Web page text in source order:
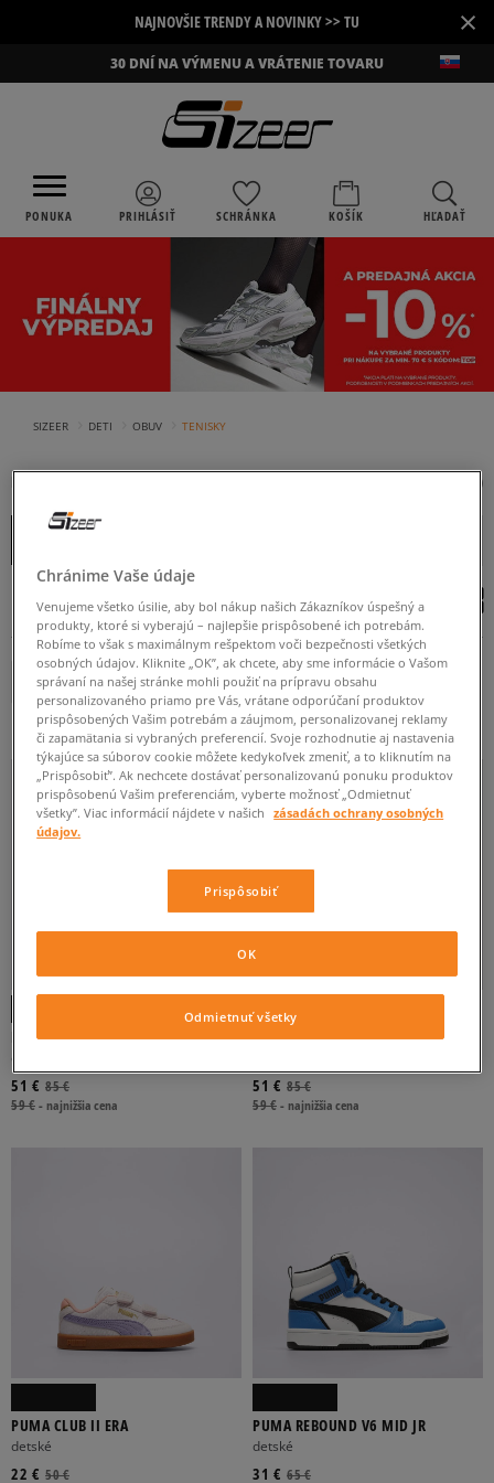
NAJNOVŠIE TRENDY A NOVINKY >> TU ×
30 DNÍ NA VÝMENU A VRÁTENIE TOVARU
PONUKA PRIHLÁSIŤ SCHRÁNKA KOŠÍK HĽADAŤ
SIZEER DETI OBUV TENISKY
)
OD
MLÁDEŽNÍCKE PRE MALÉ DETI PRE KOJENCOV A BATOĽATÁ
34,5 35 35,5 36 37
CONVERSE FILA
Viac
MODRÁ TMAVOMODRÁ
NÍZKA VYSOKÁ
PUMA Odstráň
PUMA SPEEDCAT JR
85 €
51 €
59 €-najnižšia cena
PUMA SPEEDCAT JR
85 €
51 €
59 €-najnižšia cena
PUMA CLUB II ERA
detské
50 €
22 €
PUMA REBOUND V6 MID JR
detské
65 €
31 €
Chránime Vaše údaje
Venujeme všetko úsilie, aby bol nákup našich Zákazníkov úspešný a
produkty, ktoré si vyberajú – najlepšie prispôsobené ich potrebám.
Robíme to však s maximálnym rešpektom voči bezpečnosti všetkých
osobných údajov. Kliknite „OK”, ak chcete, aby sme informácie o Vašom
správaní na našej stránke mohli použiť na prípravu obsahu
personalizovaného priamo pre Vás, vrátane odporúčaní produktov
prispôsobených Vašim potrebám a záujmom, personalizovanej reklamy
či zapamätania si vybraných preferencií. Svoje rozhodnutie aj nastavenia
týkajúce sa súborov cookie môžete kedykoľvek zmeniť, a to kliknutím na
„Prispôsobiť”. Ak nechcete dostávať personalizovanú ponuku produktov
prispôsobenú Vašim preferenciám, vyberte možnosť „Odmietnuť
všetky”. Viac informácií nájdete v našich
zásadách ochrany osobných
údajov.
Prispôsobiť
Odmietnuť všetky
OK